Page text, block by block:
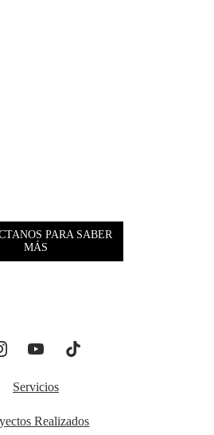
PARA SABER
MÁS
Servicios
Realizados